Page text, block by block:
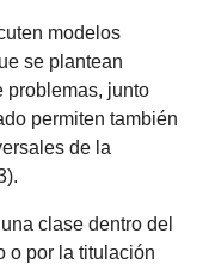
modelos
se plantean
problemas, junto
permiten también
de la
clase dentro del
o por la titulación